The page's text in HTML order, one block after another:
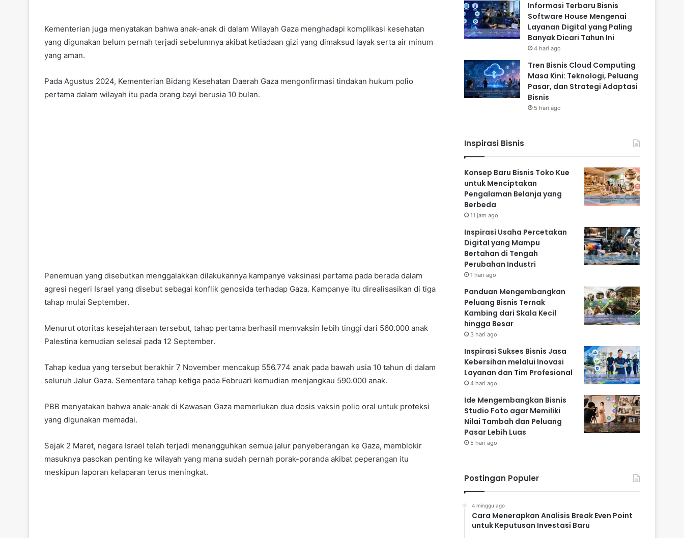
Kementerian juga menyatakan bahwa anak-anak di dalam Wilayah Gaza menghadapi komplikasi kesehatan
yang digunakan belum pernah terjadi sebelumnya akibat ketiadaan gizi yang dimaksud layak serta air minum
yang aman.
Pada Agustus 2024, Kementerian Bidang Kesehatan Daerah Gaza mengonfirmasi tindakan hukum polio
pertama dalam wilayah itu pada orang bayi berusia 10 bulan.
Penemuan yang disebutkan menggalakkan dilakukannya kampanye vaksinasi pertama pada berada dalam
agresi negeri Israel yang disebut sebagai konflik genosida terhadap Gaza. Kampanye itu direalisasikan di tiga
tahap mulai September.
Menurut otoritas kesejahteraan tersebut, tahap pertama berhasil memvaksin lebih tinggi dari 560.000 anak
Palestina kemudian selesai pada 12 September.
Tahap kedua yang tersebut berakhir 7 November mencakup 556.774 anak pada bawah usia 10 tahun di dalam
seluruh Jalur Gaza. Sementara tahap ketiga pada Februari kemudian menjangkau 590.000 anak.
PBB menyatakan bahwa anak-anak di Kawasan Gaza memerlukan dua dosis vaksin polio oral untuk proteksi
yang digunakan memadai.
Sejak 2 Maret, negara Israel telah terjadi menangguhkan semua jalur penyeberangan ke Gaza, memblokir
masuknya pasokan penting ke wilayah yang mana sudah pernah porak-poranda akibat peperangan itu
meskipun laporan kelaparan terus meningkat.
Informasi Terbaru Bisnis
Software House Mengenai
Layanan Digital yang Paling
Banyak Dicari Tahun Ini
4 hari ago
Tren Bisnis Cloud Computing
Masa Kini: Teknologi, Peluang
Pasar, dan Strategi Adaptasi
Bisnis
5 hari ago
Inspirasi Bisnis
Konsep Baru Bisnis Toko Kue
untuk Menciptakan
Pengalaman Belanja yang
Berbeda
11 jam ago
Inspirasi Usaha Percetakan
Digital yang Mampu
Bertahan di Tengah
Perubahan Industri
1 hari ago
Panduan Mengembangkan
Peluang Bisnis Ternak
Kambing dari Skala Kecil
hingga Besar
3 hari ago
Inspirasi Sukses Bisnis Jasa
Kebersihan melalui Inovasi
Layanan dan Tim Profesional
4 hari ago
Ide Mengembangkan Bisnis
Studio Foto agar Memiliki
Nilai Tambah dan Peluang
Pasar Lebih Luas
5 hari ago
Postingan Populer
4 minggu ago
Cara Menerapkan Analisis Break Even Point
untuk Keputusan Investasi Baru